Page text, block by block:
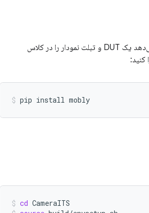
pip install mobly
cd CameraITS